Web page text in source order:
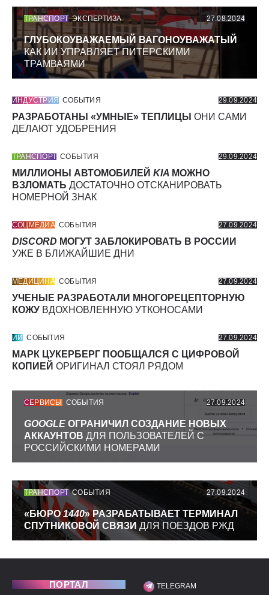
ТРАНСПОРТ ЭКСПЕРТИЗА 27.08.2024
ГЛУБОКОУВАЖАЕМЫЙ ВАГОНОУВАЖАТЫЙ
КАК ИИ УПРАВЛЯЕТ ПИТЕРСКИМИ
ТРАМВАЯМИ
ИНДУСТРИЯ СОБЫТИЯ 29.09.2024
РАЗРАБОТАНЫ «УМНЫЕ» ТЕПЛИЦЫ ОНИ САМИ
ДЕЛАЮТ УДОБРЕНИЯ
ТРАНСПОРТ СОБЫТИЯ 29.09.2024
МИЛЛИОНЫ АВТОМОБИЛЕЙ KIA МОЖНО
ВЗЛОМАТЬ ДОСТАТОЧНО ОТСКАНИРОВАТЬ
НОМЕРНОЙ ЗНАК
СОЦМЕДИА СОБЫТИЯ 27.09.2024
DISCORD МОГУТ ЗАБЛОКИРОВАТЬ В РОССИИ
УЖЕ В БЛИЖАЙШИЕ ДНИ
МЕДИЦИНА СОБЫТИЯ 27.09.2024
УЧЕНЫЕ РАЗРАБОТАЛИ МНОГОРЕЦЕПТОРНУЮ
КОЖУ ВДОХНОВЛЕННУЮ УТКОНОСАМИ
ИИ СОБЫТИЯ 27.09.2024
МАРК ЦУКЕРБЕРГ ПООБЩАЛСЯ С ЦИФРОВОЙ
КОПИЕЙ ОРИГИНАЛ СТОЯЛ РЯДОМ
СЕРВИСЫ СОБЫТИЯ 27.09.2024
GOOGLE ОГРАНИЧИЛ СОЗДАНИЕ НОВЫХ
АККАУНТОВ ДЛЯ ПОЛЬЗОВАТЕЛЕЙ С
РОССИЙСКИМИ НОМЕРАМИ
ТРАНСПОРТ СОБЫТИЯ 27.09.2024
«БЮРО1440» РАЗРАБАТЫВАЕТ ТЕРМИНАЛ
СПУТНИКОВОЙ СВЯЗИ ДЛЯ ПОЕЗДОВ РЖД
ПОРТАЛ МЫ В СОЦИАЛЬНЫХ
TELEGRAM